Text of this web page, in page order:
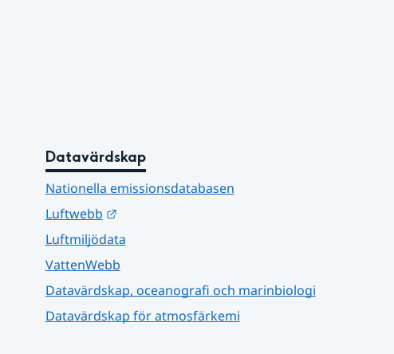
Datavärdskap
Nationella emissionsdatabasen
Luftwebb
Länk till annan webbplats.
Luftmiljödata
VattenWebb
Datavärdskap, oceanografi och marinbiologi
Datavärdskap för atmosfärkemi